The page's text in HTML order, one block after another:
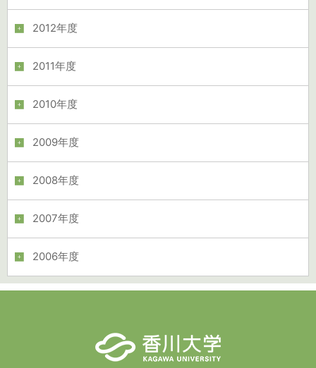
2012年度
2011年度
2010年度
2009年度
2008年度
2007年度
2006年度